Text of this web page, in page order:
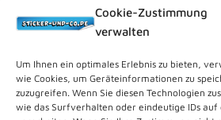
Cookie-Zustimmung
verwalten
Um Ihnen ein optimales Erlebnis zu bieten,
wie Cookies, um Geräteinformationen zu
zuzugreifen. Wenn Sie diesen Technologien
wie das Surfverhalten oder eindeutige IDs auf
Blue Ocean
Sammelfiguren
Vorverkauf
Rechtliches